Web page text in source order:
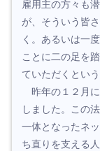
雇用主の方々も
が、そういう皆
く。あるいは一
ことに二の足を
ていただくとい
昨年の１２月
しました。この
一体となったネ
ち直りを支える